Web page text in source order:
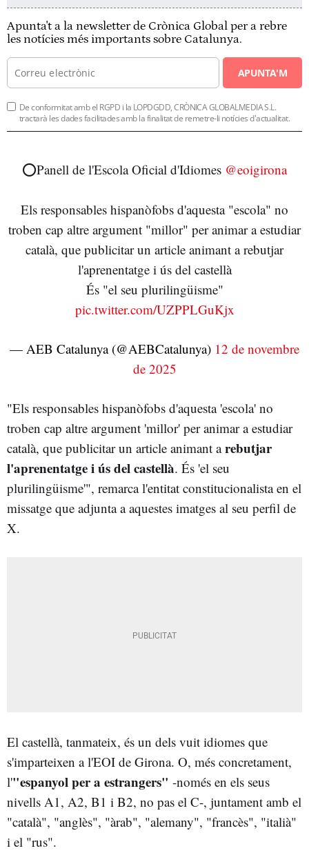
Apunta't a la newsletter de Crònica Global per a rebre
les notícies més importants sobre Catalunya.
APUNTA'M
De conformitat amb el RGPD i la LOPDGDD, CRÒNICA GLOBALMEDIA S.L.
tractarà les dades facilitades amb la finalitat de remetre-li notícies d'actualitat.
⭕️Panell de l'Escola Oficial d'Idiomes @eoigirona
Els responsables hispanòfobs d'aquesta "escola" no
troben cap altre argument "millor" per animar a estudiar
català, que publicitar un article animant a rebutjar
l'aprenentatge i ús del castellà
És "el seu plurilingüisme"
pic.twitter.com/UZPPLGuKjx
— AEB Catalunya (@AEBCatalunya) 12 de novembre
de 2025
"Els responsables hispanòfobs d'aquesta 'escola' no
troben cap altre argument 'millor' per animar a estudiar
català, que publicitar un article animant arebutjar
l'aprenentatge i ús del castellà. És 'el seu
plurilingüisme'", remarca l'entitat constitucionalista en el
missatge que adjunta a aquestes imatges al seu perfil de
X.
El castellà, tanmateix, és un dels vuit idiomes que
s'imparteixen a l'EOI de Girona. O, més concretament,
l'"espanyol per a estrangers" -només en els seus
nivells A1, A2, B1 i B2, no pas el C-, juntament amb el
"català", "anglès", "àrab", "alemany", "francès", "italià"
i el "rus".